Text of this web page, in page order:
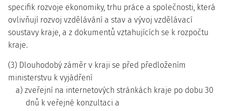
specifik rozvoje ekonomiky, trhu práce a společnosti, která
ovlivňují rozvoj vzdělávání a stav a vývoj vzdělávací
soustavy kraje, a z dokumentů vztahujících se k rozpočtu
kraje.
(3) Dlouhodobý záměr v kraji se před předložením
ministerstvu k vyjádření
a) zveřejní na internetových stránkách kraje po dobu 30
dnů k veřejné konzultaci a